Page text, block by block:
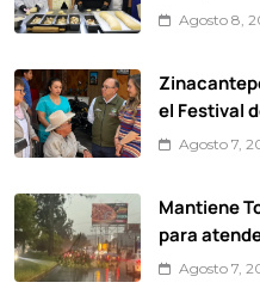
Agosto 8,
el Festival
Agosto 7,
Mantiene
para
Agosto 7,